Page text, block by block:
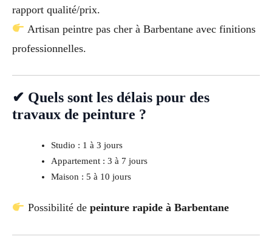
rapport qualité/prix.
Artisan peintre pas cher à Barbentane avec finitions
professionnelles.
✔ Quels sont les délais pour des
travaux de peinture ?
Studio : 1 à 3 jours
Appartement : 3 à 7 jours
Maison : 5 à 10 jours
Possibilité de peinture rapide à Barbentane